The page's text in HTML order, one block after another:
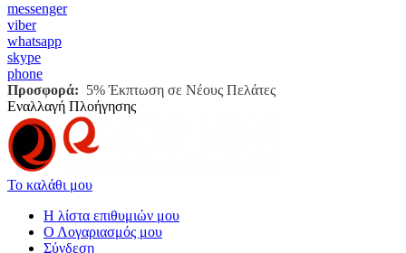
messenger
viber
whatsapp
skype
phone
Προσφορά: 5% Έκπτωση σε Νέους Πελάτες
Εναλλαγή Πλοήγησης
Το καλάθι μου
Η λίστα επιθυμιών μου
Ο Λογαριασμός μου
Σύνδεση